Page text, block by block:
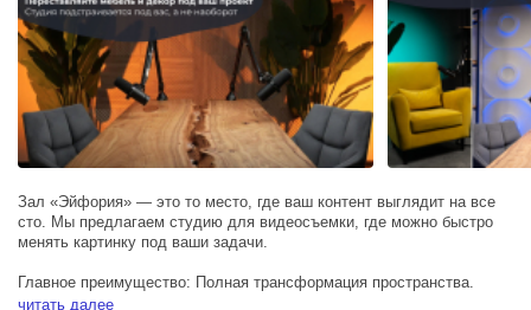
Зал «Эйфория» — это то место, где ваш контент выглядит на все
сто. Мы предлагаем студию для видеосъемки, где можно быстро
менять картинку под ваши задачи.
Главное преимущество: Полная трансформация пространства.
Любую мебель и декор можно легко переставить или заменить,
читать далее